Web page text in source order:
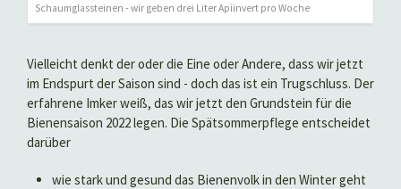
Schaumglassteinen - wir geben drei Liter Apiinvert pro Woche
Vielleicht denkt der oder die Eine oder Andere, dass wir jetzt
im Endspurt der Saison sind - doch das ist ein Trugschluss. Der
erfahrene Imker weiß, das wir jetzt den Grundstein für die
Bienensaison 2022 legen. Die Spätsommerpflege entscheidet
darüber
wie stark und gesund das Bienenvolk in den Winter geht